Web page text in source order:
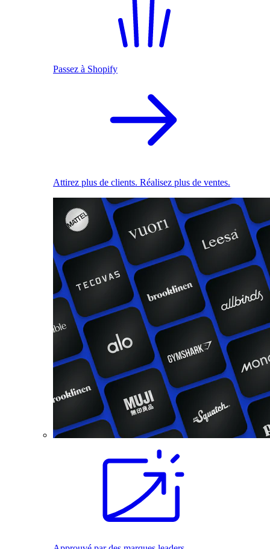
Passez à Shopify
Attirez plus de clients. Réalisez plus de ventes.